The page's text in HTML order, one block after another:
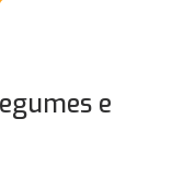
e